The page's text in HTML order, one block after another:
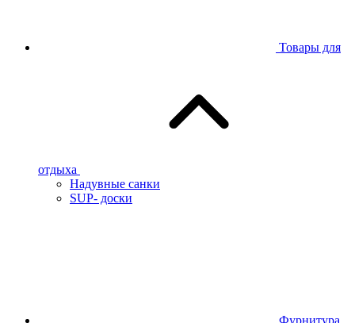
Товары для
отдыха
Надувные санки
SUP- доски